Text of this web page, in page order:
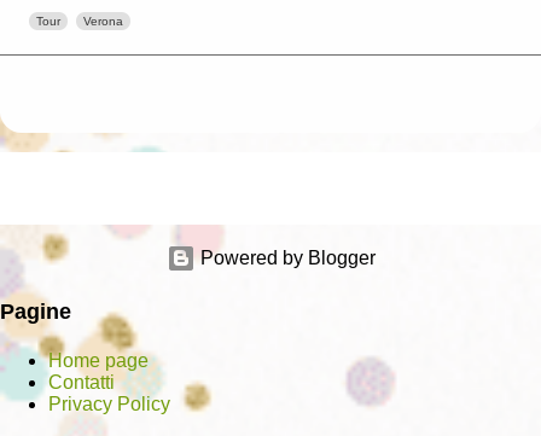
Tour Verona
Powered by Blogger
Pagine
Home page
Contatti
Privacy Policy